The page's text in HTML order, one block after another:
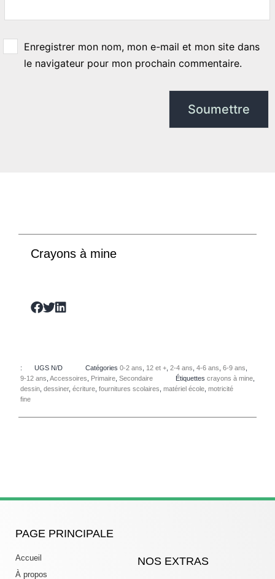
Enregistrer mon nom, mon e-mail et mon site dans
le navigateur pour mon prochain commentaire.
Crayons à mine
: UGS N/D Catégories 0-2 ans 12 et + 2-4 ans 4-6 ans 6-9 ans
9-12 ans Accessoires Primaire Secondaire Étiquettes crayons à mine
dessin dessiner, écriture fournitures scolaires matériel école motricité
fine
PAGE PRINCIPALE
Accueil
À propos
NOS EXTRAS